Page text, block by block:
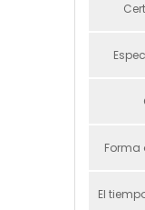
Forma
El